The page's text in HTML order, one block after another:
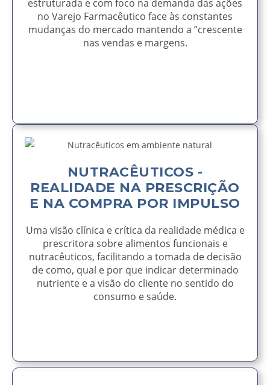
estruturada e com foco na demanda das ações
no Varejo Farmacêutico face às constantes
mudanças do mercado mantendo a ”crescente
nas vendas e margens.
NUTRACÊUTICOS -
REALIDADE NA PRESCRIÇÃO
E NA COMPRA POR IMPULSO
Uma visão clínica e crítica da realidade médica e
prescritora sobre alimentos funcionais e
nutracêuticos, facilitando a tomada de decisão
de como, qual e por que indicar determinado
nutriente e a visão do cliente no sentido do
consumo e saúde.